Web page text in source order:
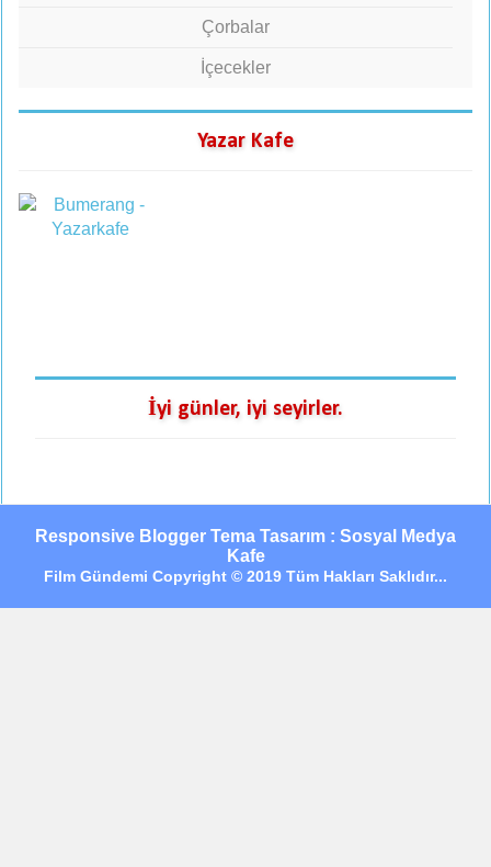
Çorbalar
İçecekler
Yazar Kafe
İyi günler, iyi seyirler.
Responsive Blogger Tema Tasarım : Sosyal Medya
Kafe
Film Gündemi Copyright © 2019 Tüm Hakları Saklıdır...